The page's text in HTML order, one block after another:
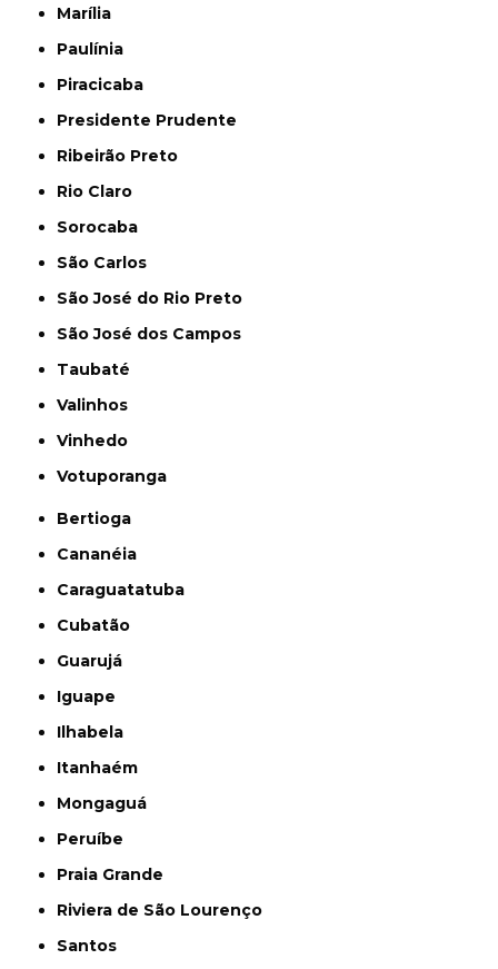
Marília
Paulínia
Piracicaba
Presidente Prudente
Ribeirão Preto
Rio Claro
Sorocaba
São Carlos
São José do Rio Preto
São José dos Campos
Taubaté
Valinhos
Vinhedo
Votuporanga
Bertioga
Cananéia
Caraguatatuba
Cubatão
Guarujá
Iguape
Ilhabela
Itanhaém
Mongaguá
Peruíbe
Praia Grande
Riviera de São Lourenço
Santos